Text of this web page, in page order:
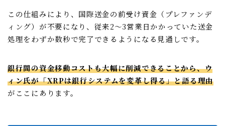
この仕組みにより、国際送金の前受け資金（プレファンデ
ィング）が不要になり、従来2〜3営業日かかっていた送金
処理をわずか数秒で完了できるようになる見通しです。
銀行間の資金移動コストも大幅に削減できることから、ウ
ィン氏が「XRPは銀行システムを変革し得る」と語る理由
がここにあります。